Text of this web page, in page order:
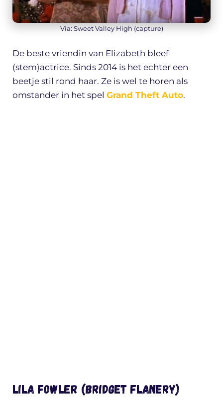
Via: Sweet Valley High (capture)
De beste vriendin van Elizabeth bleef
(stem)actrice. Sinds 2014 is het echter een
beetje stil rond haar. Ze is wel te horen als
omstander in het spel Grand Theft Auto.
Lila Fowler (Bridget Flanery)